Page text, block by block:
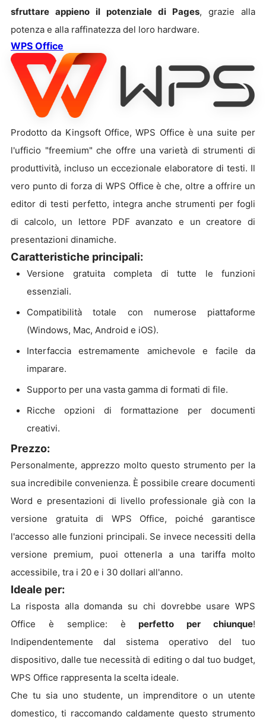
sfruttare appieno il potenziale di Pages, grazie alla
potenza e alla raffinatezza del loro hardware.
WPS Office
Prodotto da Kingsoft Office, WPS Office è una suite per
l'ufficio "freemium" che offre una varietà di strumenti di
produttività, incluso un eccezionale elaboratore di testi. Il
vero punto di forza di WPS Office è che, oltre a offrire un
editor di testi perfetto, integra anche strumenti per fogli
di calcolo, un lettore PDF avanzato e un creatore di
presentazioni dinamiche.
Caratteristiche principali:
Versione gratuita completa di tutte le funzioni
essenziali.
Compatibilità totale con numerose piattaforme
(Windows, Mac, Android e iOS).
Interfaccia estremamente amichevole e facile da
imparare.
Supporto per una vasta gamma di formati di file.
Ricche opzioni di formattazione per documenti
creativi.
Prezzo:
Personalmente, apprezzo molto questo strumento per la
sua incredibile convenienza. È possibile creare documenti
Word e presentazioni di livello professionale già con la
versione gratuita di WPS Office, poiché garantisce
l'accesso alle funzioni principali. Se invece necessiti della
versione premium, puoi ottenerla a una tariffa molto
accessibile, tra i 20 e i 30 dollari all'anno.
Ideale per:
La risposta alla domanda su chi dovrebbe usare WPS
Office è semplice: èperfetto per chiunque!
Indipendentemente dal sistema operativo del tuo
dispositivo, dalle tue necessità di editing o dal tuo budget,
WPS Office rappresenta la scelta ideale.
Che tu sia uno studente, un imprenditore o un utente
domestico, ti raccomando caldamente questo strumento